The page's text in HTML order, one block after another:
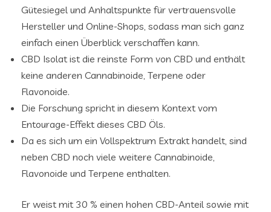
Gütesiegel und Anhaltspunkte für vertrauensvolle
Hersteller und Online-Shops, sodass man sich ganz
einfach einen Überblick verschaffen kann.
CBD Isolat ist die reinste Form von CBD und enthält
keine anderen Cannabinoide, Terpene oder
Flavonoide.
Die Forschung spricht in diesem Kontext vom
Entourage-Effekt dieses CBD Öls.
Da es sich um ein Vollspektrum Extrakt handelt, sind
neben CBD noch viele weitere Cannabinoide,
Flavonoide und Terpene enthalten.
Er weist mit 30 % einen hohen CBD-Anteil sowie mit